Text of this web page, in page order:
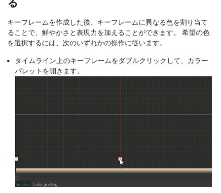
る
キーフレームを作成した後、キーフレームに異なる色を割り当て
ることで、鮮やかさと表現力を加えることができます。 希望の色
を選択するには、次のいずれかの操作に従います。
タイムライン上のキーフレームをダブルクリックして、カラー
パレットを開きます。